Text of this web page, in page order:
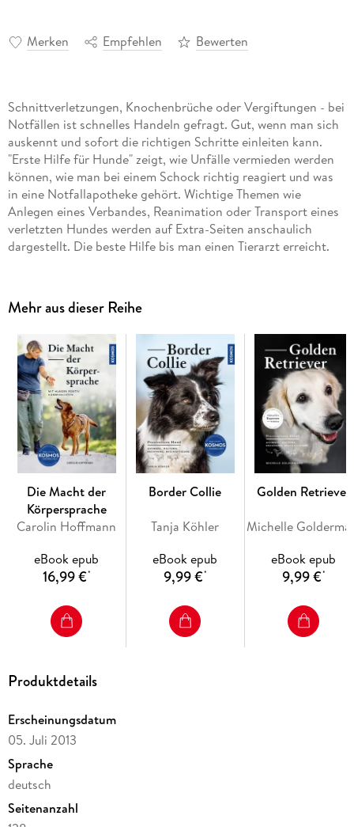
Merken Empfehlen Bewerten
Schnittverletzungen, Knochenbrüche oder Vergiftungen - bei
Notfällen ist schnelles Handeln gefragt. Gut, wenn man sich
auskennt und sofort die richtigen Schritte einleiten kann.
"Erste Hilfe für Hunde" zeigt, wie Unfälle vermieden werden
können, wie man bei einem Schock richtig reagiert und was
in eine Notfallapotheke gehört. Wichtige Themen wie
Anlegen eines Verbandes, Reanimation oder Transport eines
verletzten Hundes werden auf Extra-Seiten anschaulich
dargestellt. Die beste Hilfe bis man einen Tierarzt erreicht.
Mehr aus dieser Reihe
Die Macht der
Körpersprache
Carolin Hoffmann
eBook epub
16,99 €*
Border Collie
Tanja Köhler
eBook epub
9,99 €*
Golden Retriever
eBook epub
9,99 €*
Produktdetails
Erscheinungsdatum
05. Juli 2013
Sprache
deutsch
Seitenanzahl